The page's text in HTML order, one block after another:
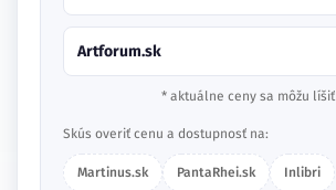
Artforum.sk
* aktuálne ceny sa môžu líšiť
Skús overiť cenu a dostupnosť na:
Martinus.sk PantaRhei.sk Inlibri